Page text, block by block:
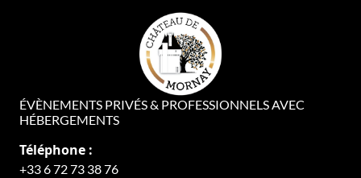
ÉVÈNEMENTS PRIVÉS & PROFESSIONNELS AVEC
HÉBERGEMENTS
Téléphone :
+33 6 72 73 38 76